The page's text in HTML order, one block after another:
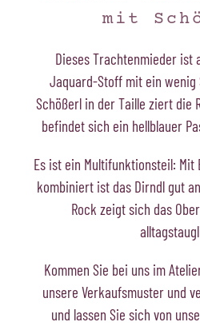
mit
Dieses Trachtenmieder ist
Jaquard-Stoff mit ein
Schößerl in der Taille ziert die
befindet sich ein hellblauer
Es ist ein Multifunktionsteil: Mit
kombiniert ist das Dirndl gut
Rock zeigt sich das
Kommen Sie bei uns im
unsere Verkaufsmuster und
und lassen Sie sich von